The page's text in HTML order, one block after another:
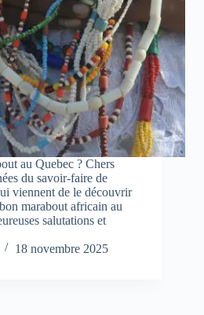
au Quebec ? Chers
du savoir-faire de
viennent de le découvrir
marabout africain au
salutations et
18 novembre 2025